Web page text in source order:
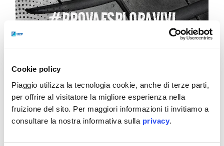
Cookie policy
Piaggio utilizza la tecnologia cookie, anche di terze parti,
per offrire al visitatore la migliore esperienza nella
fruizione del sito. Per maggiori informazioni ti invitiamo a
consultare la nostra informativa sulla privacy.
https://www.motodays.it/
https://www.facebook.com/Motodaysofficial